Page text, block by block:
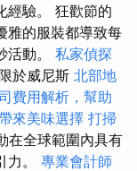
經驗。 狂歡節的
雅的服裝都導致每
活動。 私家偵探
於威尼斯 北部地
費用解析，幫助
來美味選擇 打掃
在全球範圍內具有
力。 專業會計師